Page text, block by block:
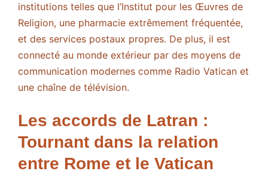
institutions telles que l’Institut pour les Œuvres de
Religion, une pharmacie extrêmement fréquentée,
et des services postaux propres. De plus, il est
connecté au monde extérieur par des moyens de
communication modernes comme Radio Vatican et
une chaîne de télévision.
Les accords de Latran :
Tournant dans la relation
entre Rome et le Vatican